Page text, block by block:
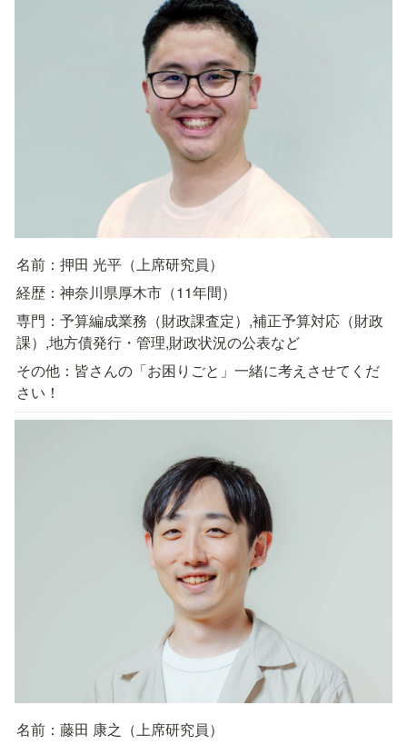
名前：押田 光平（上席研究員）
経歴：神奈川県厚木市（11年間）
専門：予算編成業務（財政課査定）,補正予算対応（財政
課）,地方債発行・管理,財政状況の公表など
その他：皆さんの「お困りごと」一緒に考えさせてくだ
さい！
名前：藤田 康之（上席研究員）